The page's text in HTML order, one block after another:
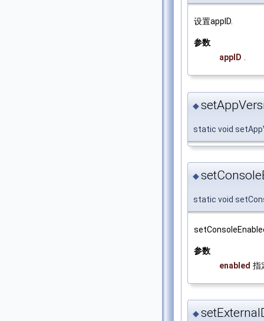
设置appID.
参数
appID
◆
static void
◆
static void
参数
enabled 指
◆